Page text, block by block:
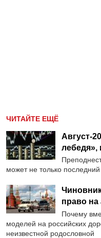
ЧИТАЙТЕ ЕЩЁ
Август-
лебедя»,
может не только
право
Почему
моделей на российских
неизвестной родословной